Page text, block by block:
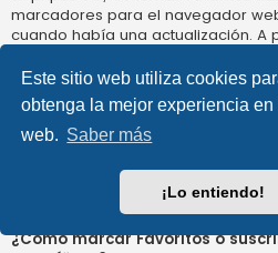
Este sitio web utiliza cookies
obtenga la mejor experiencia
web. Saber más
¡Lo entiendo!
marcadores para el navegador
cuando había una actualización. A
Favoritos son más como
notificado cuando un tema
sin embargo, se le avisará de que
tema, o foro en el propio foro. Las
para los Favoritos y las
el Panel de Control de Usuario, en
¿Cómo marcar Favoritos o